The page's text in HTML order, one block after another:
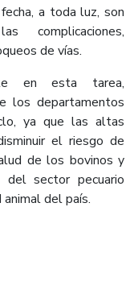
a toda luz, son
complicaciones,
de vías.
en esta tarea,
los departamentos
ya que las altas
el riesgo de
de los bovinos y
del sector pecuario
del país.